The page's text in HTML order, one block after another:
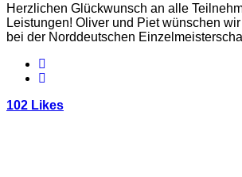
Herzlichen Glückwunsch an alle
Leistungen! Oliver und Piet wünschen
bei der Norddeutschen
102 Likes